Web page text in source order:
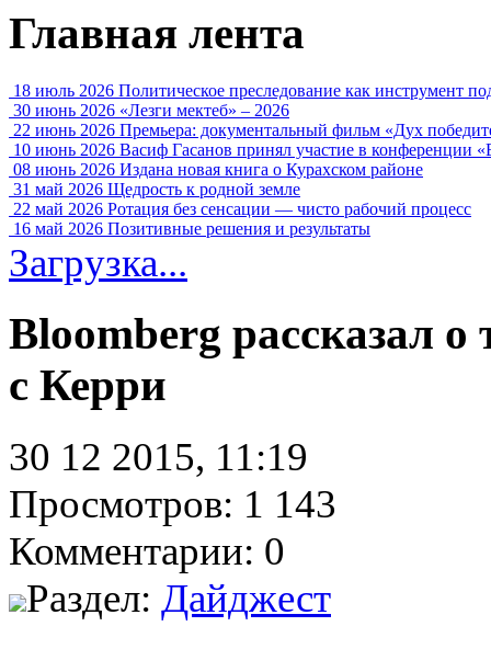
Главная лента
18 июль 2026 Политическое преследование как инструмент
30 июнь 2026 «Лезги мектеб» – 2026
22 июнь 2026 Премьера: документальный фильм «Дух
10 июнь 2026 Васиф Гасанов принял участие в конференции
08 июнь 2026 Издана новая книга о Курахском районе
31 май 2026 Щедрость к родной земле
22 май 2026 Ротация без сенсации — чисто рабочий процесс
16 май 2026 Позитивные решения и результаты
Загрузка...
Bloomberg рассказал
с Керри
30 12 2015, 11:19
Просмотров: 1 143
Комментарии: 0
Раздел: Дайджест